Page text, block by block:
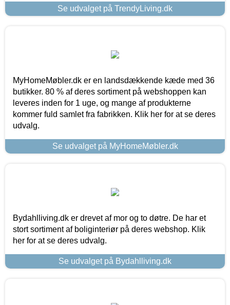
Se udvalget på TrendyLiving.dk
MyHomeMøbler.dk er en landsdækkende kæde med 36
butikker. 80 % af deres sortiment på webshoppen kan
leveres inden for 1 uge, og mange af produkterne
kommer fuld samlet fra fabrikken. Klik her for at se deres
udvalg.
Se udvalget på MyHomeMøbler.dk
Bydahlliving.dk er drevet af mor og to døtre. De har et
stort sortiment af boliginteriør på deres webshop. Klik
her for at se deres udvalg.
Se udvalget på Bydahlliving.dk